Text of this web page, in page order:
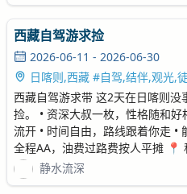
西藏自驾游求捡
2026-06-11 - 2026-06-30
日喀则,西藏 #自驾,结伴,观光,
西藏自驾游求带 这2天在日喀则没事，想到周边自驾游，没车求
捡。 • 资深大叔一枚，性格随和好相处 • ✅ 主驾或副驾都可以，轮
流开 • 时间自由，路线跟着你走 • 能导航、拍照、聊天解闷 • 费用
全程
静水流深